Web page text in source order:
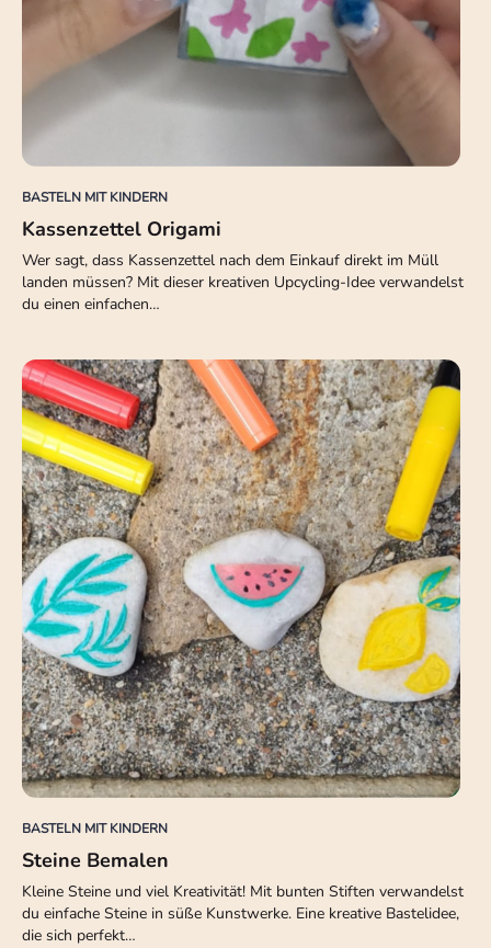
BASTELN MIT KINDERN
Kassenzettel Origami
Wer sagt, dass Kassenzettel nach dem Einkauf direkt im Müll
landen müssen? Mit dieser kreativen Upcycling-Idee verwandelst
du einen einfachen…
BASTELN MIT KINDERN
Steine Bemalen
Kleine Steine und viel Kreativität! Mit bunten Stiften verwandelst
du einfache Steine in süße Kunstwerke. Eine kreative Bastelidee,
die sich perfekt…